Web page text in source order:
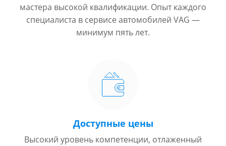
мастера высокой квалификации. Опыт каждого
специалиста в сервисе автомобилей VAG —
минимум пять лет.
Доступные цены
Высокий уровень компетенции, отлаженный